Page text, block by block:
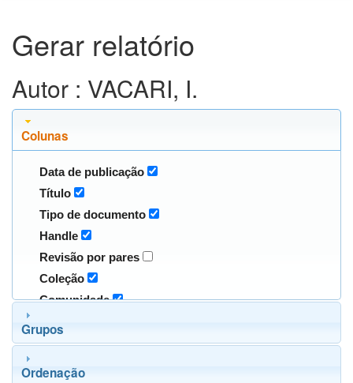
Gerar relatório
Autor : VACARI, I.
Colunas
Data de publicação
Título
Tipo de documento
Handle
Revisão por pares
Coleção
Comunidade
Grupos
Ordenação